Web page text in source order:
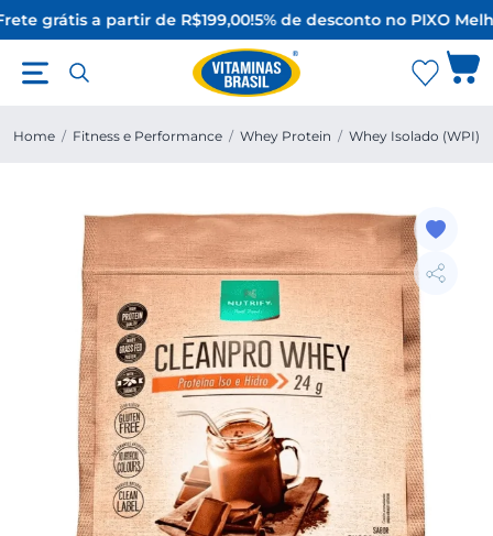
grátis a partir de R$199,00!5% de desconto no PIXO
Home / Fitness e Performance / Whey Protein / Whey Isolado (WPI)